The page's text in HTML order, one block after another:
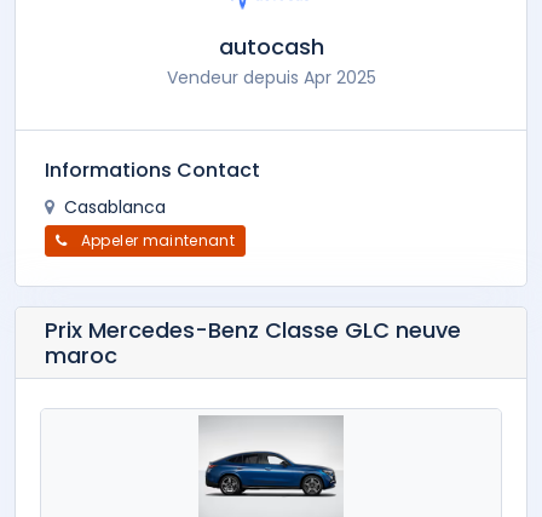
autocash
Vendeur depuis Apr 2025
Informations Contact
Casablanca
Appeler maintenant
Prix Mercedes-Benz Classe GLC neuve
maroc